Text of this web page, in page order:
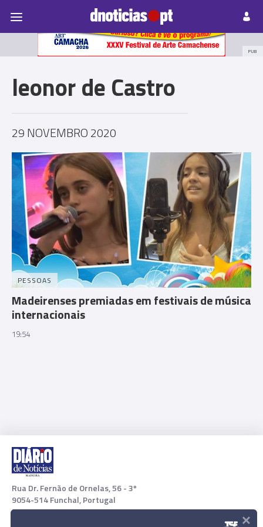
Prazeres Paisagens
PUB
leonor de Castro
29 NOVEMBRO 2020
PESSOAS
Madeirenses premiadas em festivais de música
internacionais
19:54
Rua Dr. Fernão de Ornelas, 56 - 3º
9054-514 Funchal, Portugal
291 202 300
×